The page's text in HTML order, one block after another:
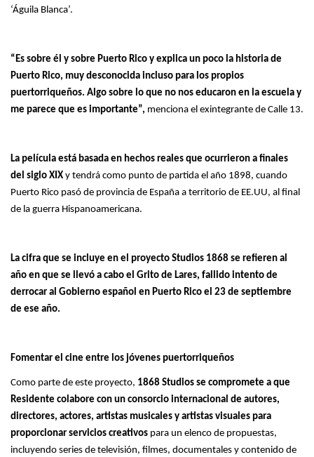
‘Águila Blanca’.
“Es sobre él y sobre Puerto Rico y explica un poco la historia de
Puerto Rico, muy desconocida incluso para los propios
puertorriqueños. Algo sobre lo que no nos educaron en la escuela y
me parece que es importante”, menciona el exintegrante de Calle 13.
La película está basada en hechos reales que ocurrieron a finales
del siglo XIX y tendrá como punto de partida el año 1898, cuando
Puerto Rico pasó de provincia de España a territorio de EE.UU, al final
de la guerra Hispanoamericana.
La cifra que se incluye en el proyecto Studios 1868 se refieren al
año en que se llevó a cabo el Grito de Lares, fallido intento de
derrocar al Gobierno español en Puerto Rico el 23 de septiembre
de ese año.
Fomentar el cine entre los jóvenes puertorriqueños
Como parte de este proyecto, 1868 Studios se compromete a que
Residente colabore con un consorcio internacional de autores,
directores, actores, artistas musicales y artistas visuales para
proporcionar servicios creativos para un elenco de propuestas,
incluyendo series de televisión, filmes, documentales y contenido de